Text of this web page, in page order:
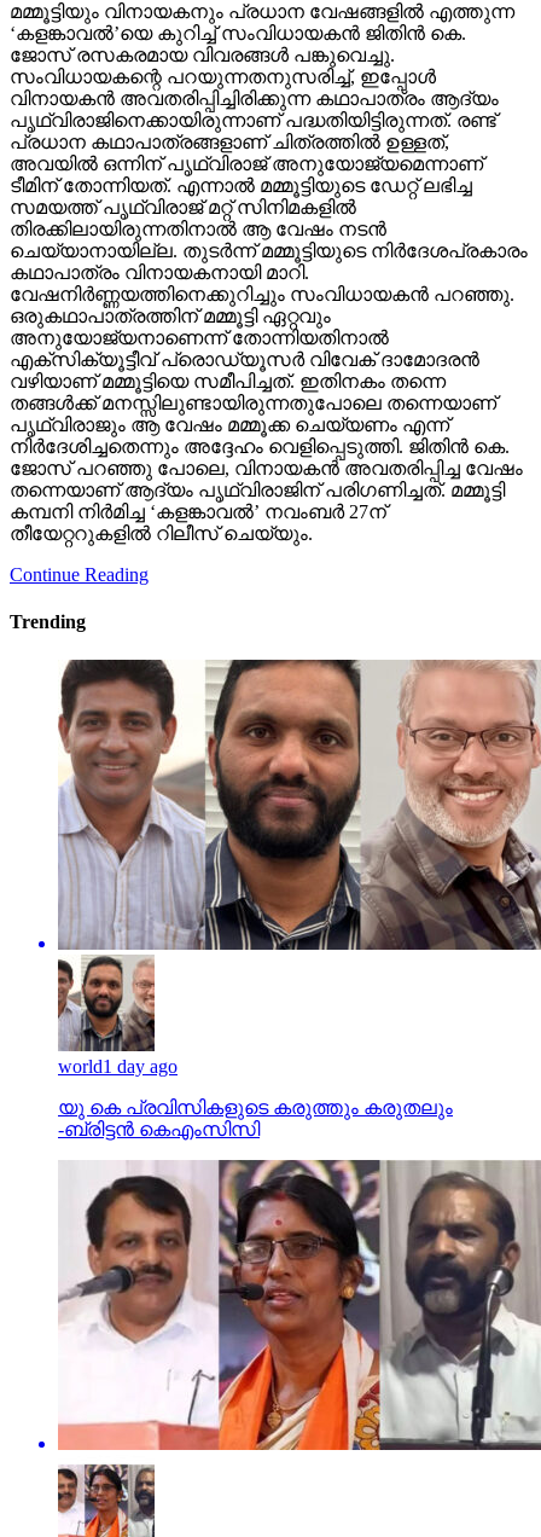
മമ്മൂട്ടിയും വിനായകനും പ്രധാന വേഷങ്ങളില്‍ എത്തുന്ന
‘കളങ്കാവല്‍’യെ കുറിച്ച് സംവിധായകന്‍ ജിതിന്‍ കെ.
ജോസ് രസകരമായ വിവരങ്ങള്‍ പങ്കുവെച്ചു.
സംവിധായകന്റെ പറയുന്നതനുസരിച്ച്, ഇപ്പോള്‍
വിനായകന്‍ അവതരിപ്പിച്ചിരിക്കുന്ന കഥാപാത്രം ആദ്യം
പൃഥ്വിരാജിനെക്കായിരുന്നാണ് പദ്ധതിയിട്ടിരുന്നത്. രണ്ട്
പ്രധാന കഥാപാത്രങ്ങളാണ് ചിത്രത്തില്‍ ഉള്ളത്,
അവയില്‍ ഒന്നിന് പൃഥ്വിരാജ് അനുയോജ്യമെന്നാണ്
ടീമിന് തോന്നിയത്. എന്നാല്‍ മമ്മൂട്ടിയുടെ ഡേറ്റ് ലഭിച്ച
സമയത്ത് പൃഥ്വിരാജ് മറ്റ് സിനിമകളില്‍
തിരക്കിലായിരുന്നതിനാല്‍ ആ വേഷം നടന്‍
ചെയ്യാനായില്ല. തുടര്‍ന്ന് മമ്മൂട്ടിയുടെ നിര്‍ദേശപ്രകാരം
കഥാപാത്രം വിനായകനായി മാറി.
വേഷനിര്‍ണ്ണയത്തിനെക്കുറിച്ചും സംവിധായകന്‍ പറഞ്ഞു.
ഒരുകഥാപാത്രത്തിന് മമ്മൂട്ടി ഏറ്റവും
അനുയോജ്യനാണെന്ന് തോന്നിയതിനാല്‍
എക്‌സിക്യൂട്ടീവ് പ്രൊഡ്യൂസര്‍ വിവേക് ദാമോദരന്‍
വഴിയാണ് മമ്മൂട്ടിയെ സമീപിച്ചത്. ഇതിനകം തന്നെ
തങ്ങള്‍ക്ക് മനസ്സിലുണ്ടായിരുന്നതുപോലെ തന്നെയാണ്
പൃഥ്വിരാജും ആ വേഷം മമ്മൂക്ക ചെയ്യണം എന്ന്
നിര്‍ദേശിച്ചതെന്നും അദ്ദേഹം വെളിപ്പെടുത്തി. ജിതിന്‍ കെ.
ജോസ് പറഞ്ഞു പോലെ, വിനായകന്‍ അവതരിപ്പിച്ച വേഷം
തന്നെയാണ് ആദ്യം പൃഥ്വിരാജിന് പരിഗണിച്ചത്. മമ്മൂട്ടി
കമ്പനി നിര്‍മിച്ച ‘കളങ്കാവല്‍’ നവംബര്‍ 27ന്
തീയേറ്ററുകളില്‍ റിലീസ് ചെയ്യും.
Continue Reading
Trending
world1 day ago
യു കെ പ്രവിസികളുടെ കരുത്തും കരുതലും
-ബ്രിട്ടൻ കെഎംസിസി